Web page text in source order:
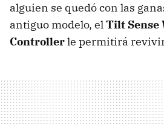
alguien se quedó con las
antiguo modelo, elTilt Sense
Controllerle permitirá